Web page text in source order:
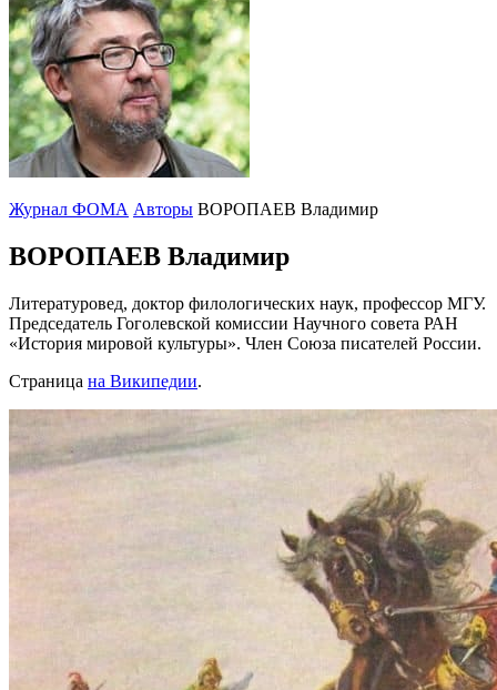
Журнал ФОМА Авторы ВОРОПАЕВ Владимир
ВОРОПАЕВ Владимир
Литературовед, доктор филологических наук, профессор МГУ.
Председатель Гоголевской комиссии Научного совета РАН
«История мировой культуры». Член Союза писателей России.
Страница на Википедии.